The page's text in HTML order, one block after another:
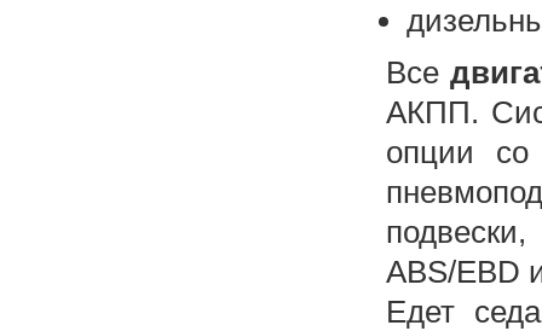
Все
АКПП.
опции
ABS/EBD
Едет